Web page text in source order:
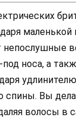
маленькой
непослушные
носа, а
спины. Вы
волосы в